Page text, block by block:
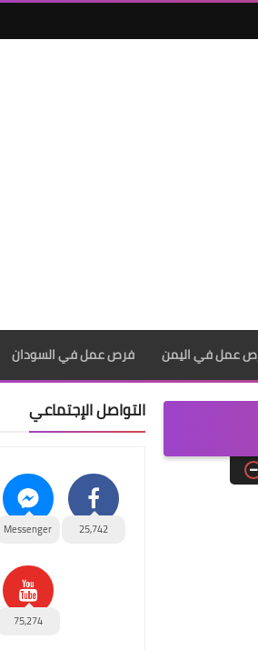
عمل في اليمن فرص عمل في السودان
التواصل الإجتماعي
25,742
Messenger
75,274